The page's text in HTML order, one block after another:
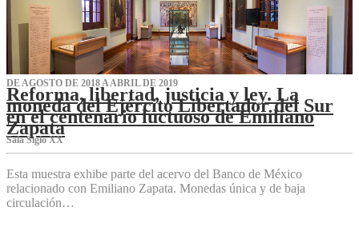
DE AGOSTO DE 2018 A ABRIL DE 2019
Reforma, libertad, justicia y ley. La
moneda del Ejército Libertador del Sur
en el centenario luctuoso de Emiliano
Zapata
Sala Siglo XX
Esta muestra exhibe parte del acervo del Banco de México
relacionado con Emiliano Zapata. Monedas única y de baja
circulación…